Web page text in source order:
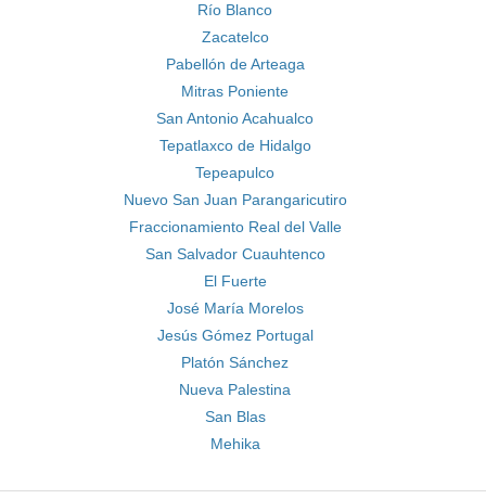
Río Blanco
Zacatelco
Pabellón de Arteaga
Mitras Poniente
San Antonio Acahualco
Tepatlaxco de Hidalgo
Tepeapulco
Nuevo San Juan Parangaricutiro
Fraccionamiento Real del Valle
San Salvador Cuauhtenco
El Fuerte
José María Morelos
Jesús Gómez Portugal
Platón Sánchez
Nueva Palestina
San Blas
Mehika